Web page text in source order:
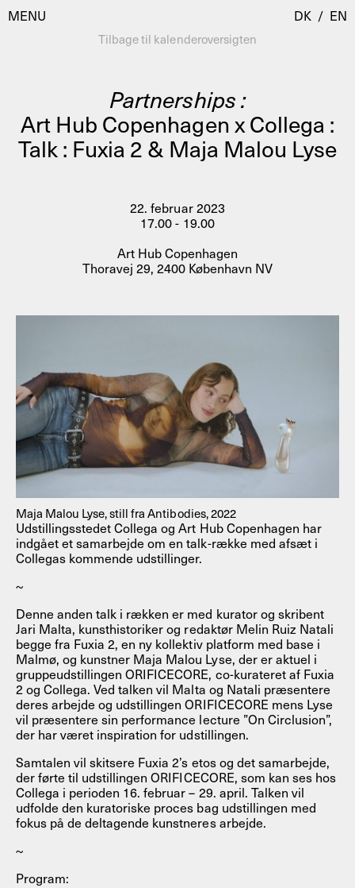
MENU
Besøg
Kalender
Room Room
Programmer
Residencies & Studios
Artistic Research
Om
Om AHC
AHC Channel Søg
DK / EN
Maja Malou Lyse, still fra Antibodies, 2022
Tilbage til kalenderoversigten
Partnerships :
Art Hub Copenhagen x Collega :
Talk : Fuxia 2 & Maja Malou Lyse
22. februar 2023
17.00 - 19.00
Art Hub Copenhagen
Thoravej 29, 2400 København NV
Udstillingsstedet Collega og Art Hub Copenhagen har
indgået et samarbejde om en talk-række med afsæt i
Collegas kommende udstillinger.
~
Denne anden talk i rækken er med kurator og skribent
Jari Malta, kunsthistoriker og redaktør Melin Ruiz Natali
begge fra Fuxia 2, en ny kollektiv platform med base i
Malmø, og kunstner Maja Malou Lyse, der er aktuel i
gruppeudstillingen ORIFICECORE, co-kurateret af Fuxia
2 og Collega. Ved talken vil Malta og Natali præsentere
deres arbejde og udstillingen ORIFICECORE mens Lyse
vil præsentere sin performance lecture ”On Circlusion”,
der har været inspiration for udstillingen.
Samtalen vil skitsere Fuxia 2’s etos og det samarbejde,
der førte til udstillingen ORIFICECORE, som kan ses hos
Collega i perioden 16. februar – 29. april. Talken vil
udfolde den kuratoriske proces bag udstillingen med
fokus på de deltagende kunstneres arbejde.
~
Program: